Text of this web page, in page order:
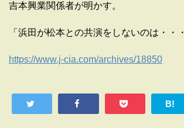
吉本興業関係者が明かす。
「浜田が松本との共演をしないのは・・・
https://www.j-cia.com/archives/18850
B!